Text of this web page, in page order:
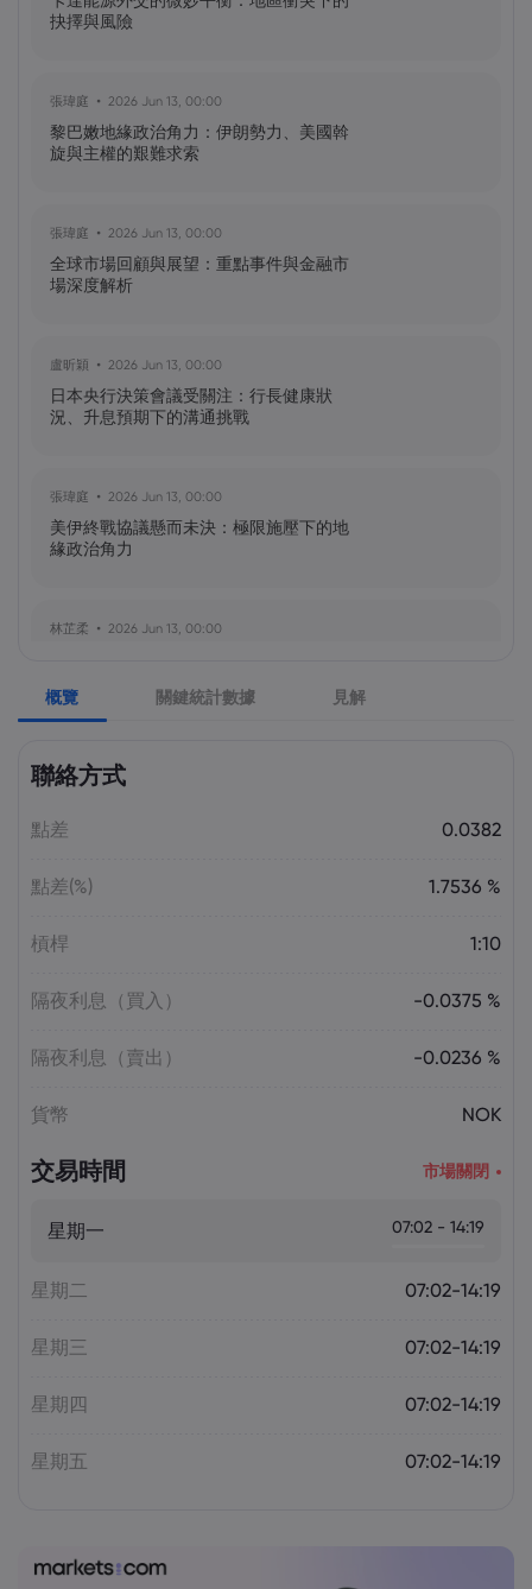
比特幣價格預測：如何在台灣購買比特
幣？
Fintech 股票值得關注：Nu
Holdings（NU）股票、SOFI 股票
Quantum Inc. 發生了什麼事？
抉擇與風險
張瑋庭 2026 Jun 13, 00:00
黎巴嫩地緣政治角力：伊朗勢力、美國斡
旋與主權的艱難求索
張瑋庭 2026 Jun 13, 00:00
全球市場回顧與展望：重點事件與金融市
場深度解析
盧昕穎 2026 Jun 13, 00:00
日本央行決策會議受關注：行長健康狀
況、升息預期下的溝通挑戰
張瑋庭 2026 Jun 13, 00:00
美伊終戰協議懸而未決：極限施壓下的地
緣政治角力
林芷柔 2026 Jun 13, 00:00
張瑋庭 2026 Jun 13, 00:00
北約安全態勢與美軍部署調整：美歐風險
陳昊然
量增，市場波動趨緩
概覽 關鍵統計數據 見解
聯絡方式
點差 0.0382
點差(%) 1.7536 %
槓桿 1:10
隔夜利息（買入） -0.0375 %
隔夜利息（賣出） -0.0236 %
貨幣 NOK
交易時間 市場關閉
星期一 07:02 - 14:19
星期二 07:02-14:19
星期三 07:02-14:19
星期四 07:02-14:19
星期五 07:02-14:19